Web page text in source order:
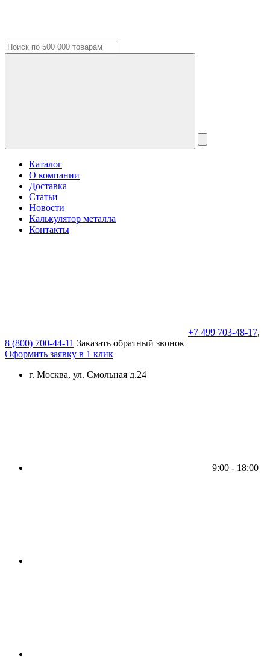
Каталог
О компании
Доставка
Статьи
Новости
Калькулятор металла
Контакты
+7 499 703-48-17,
8 (800) 700-44-11 Заказать обратный звонок
Оформить заявку в 1 клик
г. Москва, ул. Смольная д.24
9:00 - 18:00